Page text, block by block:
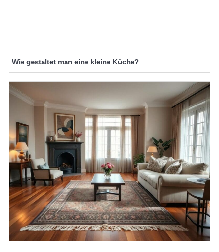
Wie gestaltet man eine kleine Küche?